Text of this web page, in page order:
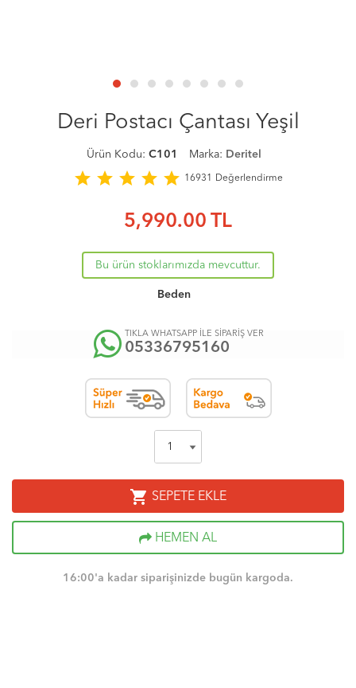
Deri Postacı Çantası Yeşil
Ürün Kodu: C101 Marka: Deritel
star star star star star 16931 Değerlendirme
5,990.00 TL
Bu ürün stoklarımızda mevcuttur.
Beden
TIKLA WHATSAPP İLE SİPARİŞ VER
05336795160
shopping_cart SEPETE EKLE
HEMEN AL
16:00'a kadar siparişinizde bugün kargoda.